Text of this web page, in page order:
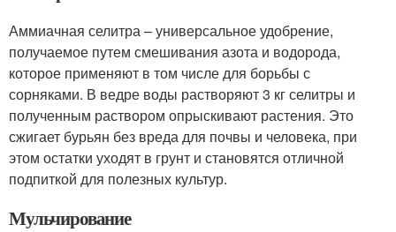
Аммиачная селитра – универсальное удобрение,
получаемое путем смешивания азота и водорода,
которое применяют в том числе для борьбы с
сорняками. В ведре воды растворяют 3 кг селитры и
полученным раствором опрыскивают растения. Это
сжигает бурьян без вреда для почвы и человека, при
этом остатки уходят в грунт и становятся отличной
подпиткой для полезных культур.
Мульчирование